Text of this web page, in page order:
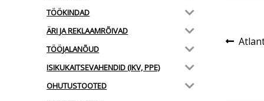
TÖÖKINDAD
ÄRI JA REKLAAMRÕIVAD
TÖÖJALANÕUD
ISIKUKAITSEVAHENDID (IKV, PPE)
OHUTUSTOOTED